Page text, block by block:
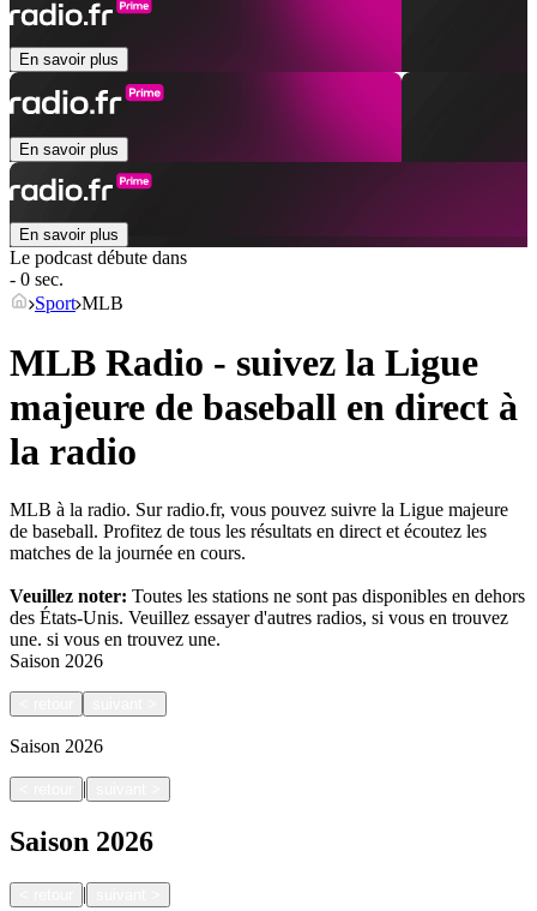
En savoir plus
En savoir plus
En savoir plus
Le podcast débute dans
- 0 sec.
Sport MLB
MLB Radio - suivez la Ligue
majeure de baseball en direct à
la radio
MLB à la radio. Sur radio.fr, vous pouvez suivre la Ligue majeure
de baseball. Profitez de tous les résultats en direct et écoutez les
matches de la journée en cours.
Veuillez noter: Toutes les stations ne sont pas disponibles en dehors
des États-Unis. Veuillez essayer d'autres radios, si vous en trouvez
une. si vous en trouvez une.
Saison 2026
Saison 2026
|
Saison 2026
|